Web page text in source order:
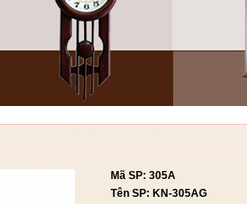
Mã SP: 305A
Tên SP: KN-305AG